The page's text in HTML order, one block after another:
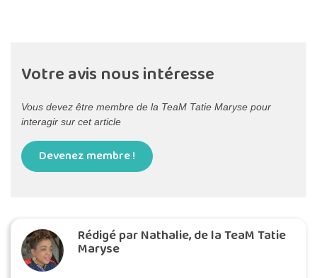
Votre avis nous intéresse
Vous devez être membre de la TeaM Tatie Maryse pour
interagir sur cet article
Devenez membre !
Rédigé par Nathalie, de la TeaM Tatie
Maryse